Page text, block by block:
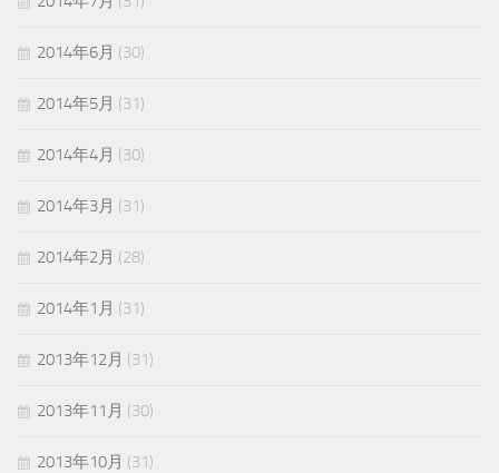
2014年6月 (30)
2014年5月 (31)
2014年4月 (30)
2014年3月 (31)
2014年2月 (28)
2014年1月 (31)
2013年12月 (31)
2013年11月 (30)
2013年10月 (31)